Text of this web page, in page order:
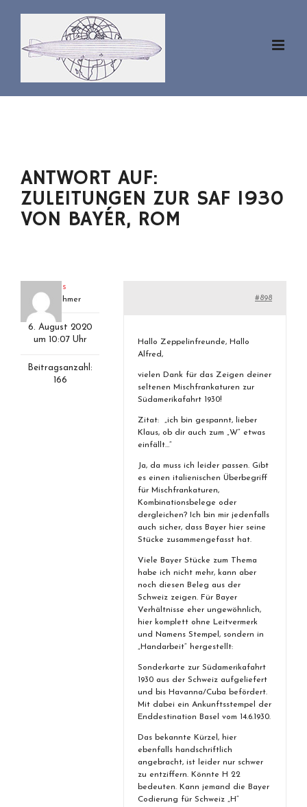
springen
ANTWORT AUF:
ZULEITUNGEN ZUR SAF 1930
VON BAYÉR, ROM
klaus
Teilnehmer
6. August 2020
um 10:07 Uhr
Beitragsanzahl:
166
#898
Hallo Zeppelinfreunde, Hallo
Alfred,
vielen Dank für das Zeigen deiner
seltenen Mischfrankaturen zur
Südamerikafahrt 1930!
Zitat: „ich bin gespannt, lieber
Klaus, ob dir auch zum „W“ etwas
einfällt…“
Ja, da muss ich leider passen. Gibt
es einen italienischen Überbegriff
für Mischfrankaturen,
Kombinationsbelege oder
dergleichen? Ich bin mir jedenfalls
auch sicher, dass Bayer hier seine
Stücke zusammengefasst hat.
Viele Bayer Stücke zum Thema
habe ich nicht mehr, kann aber
noch diesen Beleg aus der
Schweiz zeigen. Für Bayer
Verhältnisse eher ungewöhnlich,
hier komplett ohne Leitvermerk
und Namens Stempel, sondern in
„Handarbeit“ hergestellt:
Sonderkarte zur Südamerikafahrt
1930 aus der Schweiz aufgeliefert
und bis Havanna/Cuba befördert.
Mit dabei ein Ankunftsstempel der
Enddestination Basel vom 14.6.1930.
Das bekannte Kürzel, hier
ebenfalls handschriftlich
angebracht, ist leider nur schwer
zu entziffern. Könnte H 22
bedeuten. Kann jemand die Bayer
Codierung für Schweiz „H“